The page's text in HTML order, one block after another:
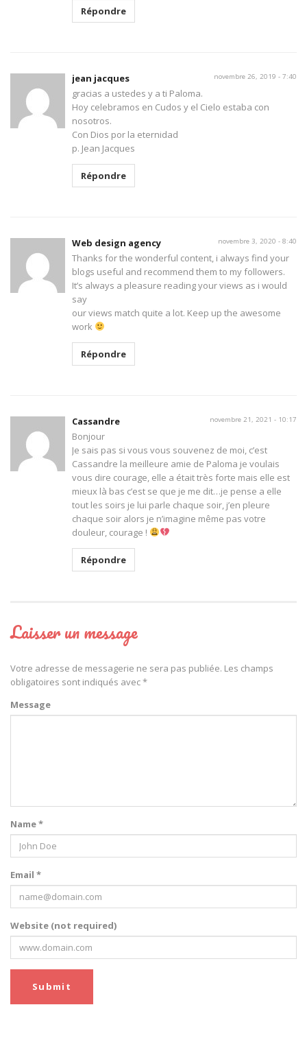
Répondre
jean jacques novembre 26, 2019 - 7:40
gracias a ustedes y a ti Paloma.
Hoy celebramos en Cudos y el Cielo estaba con
nosotros.
Con Dios por la eternidad
p. Jean Jacques
Répondre
Web design agency novembre 3, 2020 - 8:40
Thanks for the wonderful content, i always find your
blogs useful and recommend them to my followers.
It’s always a pleasure reading your views as i would
say
our views match quite a lot. Keep up the awesome
work
Répondre
Cassandre novembre 21, 2021 - 10:17
Bonjour
Je sais pas si vous vous souvenez de moi, c’est
Cassandre la meilleure amie de Paloma je voulais
vous dire courage, elle a était très forte mais elle est
mieux là bas c’est se que je me dit…je pense a elle
tout les soirs je lui parle chaque soir, j’en pleure
chaque soir alors je n’imagine même pas votre
douleur, courage !
Répondre
Laisser un message
Votre adresse de messagerie ne sera pas publiée. Les champs
obligatoires sont indiqués avec*
Message
Name *
Email *
Website (not required)